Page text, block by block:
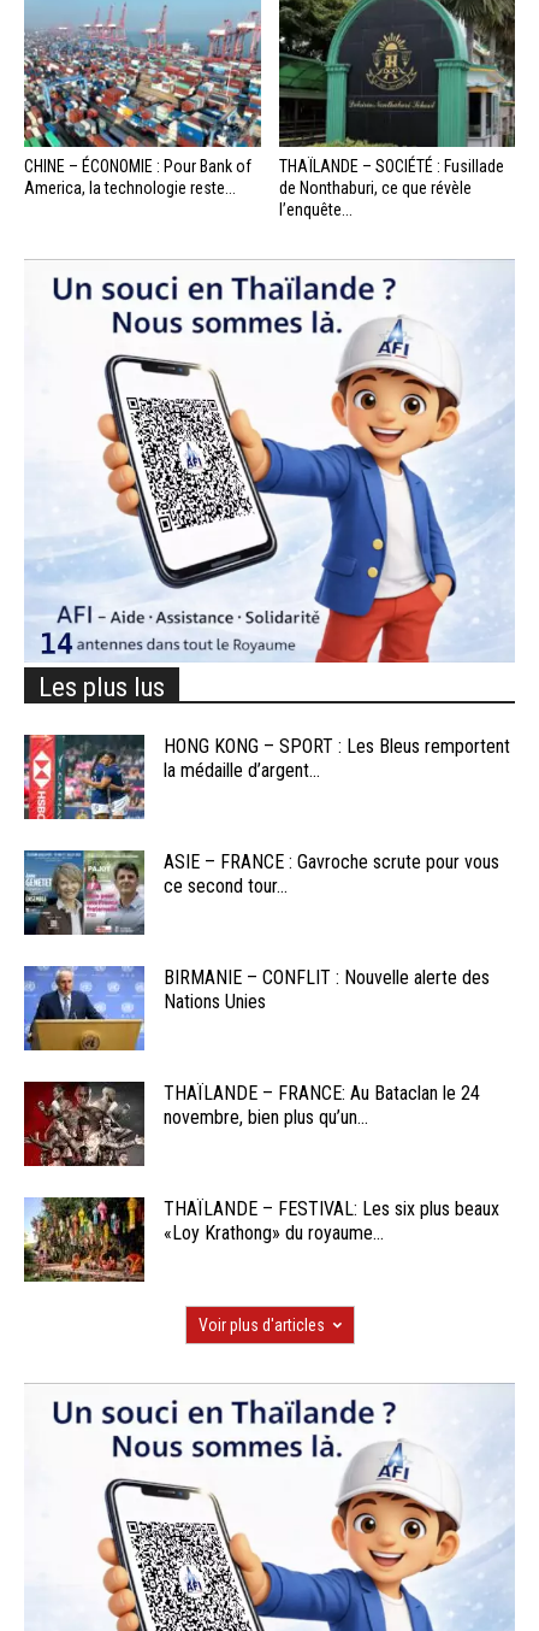
CHINE – ÉCONOMIE : Pour Bank of
America, la technologie reste...
THAÏLANDE – SOCIÉTÉ : Fusillade
de Nonthaburi, ce que révèle
l’enquête...
Les plus lus
HONG KONG – SPORT : Les Bleus remportent
la médaille d’argent...
ASIE – FRANCE : Gavroche scrute pour vous
ce second tour...
BIRMANIE – CONFLIT : Nouvelle alerte des
Nations Unies
THAÏLANDE – FRANCE: Au Bataclan le 24
novembre, bien plus qu’un...
THAÏLANDE – FESTIVAL: Les six plus beaux
«Loy Krathong» du royaume...
Voir plus d'articles